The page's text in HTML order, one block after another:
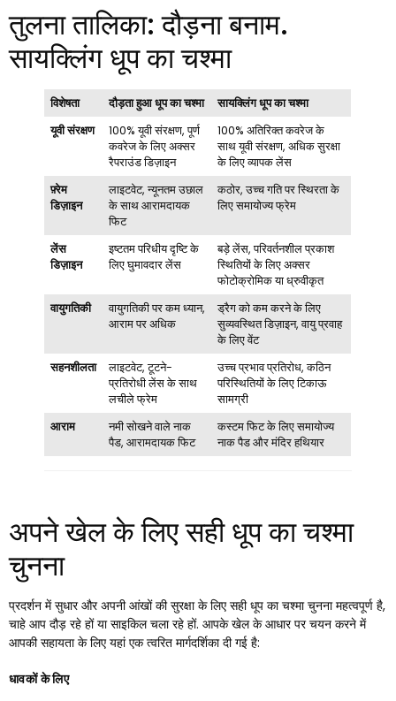
तुलना तालिका: दौड़ना बनाम.
सायक्लिंग धूप का चश्मा
विशेषता दौड़ता हुआ धूप का चश्मा
सायक्लिंग धूप का चश्मा
यूवी संरक्षण
100% यूवी संरक्षण, पूर्ण
कवरेज के लिए अक्सर
रैपराउंड डिज़ाइन
100% अतिरिक्त कवरेज के
साथ यूवी संरक्षण, अधिक सुरक्षा
के लिए व्यापक लेंस
फ़्रेम
डिज़ाइन
लाइटवेट, न्यूनतम उछाल
के साथ आरामदायक
फिट
कठोर, उच्च गति पर स्थिरता के
लिए समायोज्य फ्रेम
लेंस
डिज़ाइन
इष्टतम परिधीय दृष्टि के
लिए घुमावदार लेंस
बड़े लेंस, परिवर्तनशील प्रकाश
स्थितियों के लिए अक्सर
फोटोक्रोमिक या ध्रुवीकृत
वायुगतिकी
वायुगतिकी पर कम ध्यान,
आराम पर अधिक
ड्रैग को कम करने के लिए
सुव्यवस्थित डिज़ाइन, वायु प्रवाह
के लिए वेंट
सहनशीलता
लाइटवेट, टूटने-
प्रतिरोधी लेंस के साथ
लचीले फ्रेम
उच्च प्रभाव प्रतिरोध, कठिन
परिस्थितियों के लिए टिकाऊ
सामग्री
आराम
नमी सोखने वाले नाक
पैड, आरामदायक फिट
कस्टम फिट के लिए समायोज्य
नाक पैड और मंदिर हथियार
अपने खेल के लिए सही धूप का चश्मा
चुनना
प्रदर्शन में सुधार और अपनी आंखों की सुरक्षा के लिए सही धूप का चश्मा चुनना महत्वपूर्ण है,
चाहे आप दौड़ रहे हों या साइकिल चला रहे हों. आपके खेल के आधार पर चयन करने में
आपकी सहायता के लिए यहां एक त्वरित मार्गदर्शिका दी गई है:
धावकों के लिए